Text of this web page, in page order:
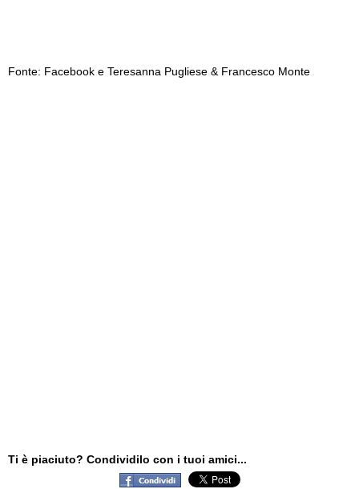
Fonte: Facebook e Teresanna Pugliese & Francesco Monte
Ti è piaciuto? Condividilo con i tuoi amici...